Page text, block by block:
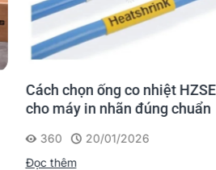
Cách chọn ống co nhiệt HZSE
cho máy in nhãn đúng chuẩn
360
20/01/2026
Đọc thêm